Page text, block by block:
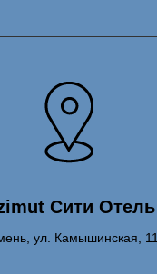
Сити Отель
ул. Камышинская, 11